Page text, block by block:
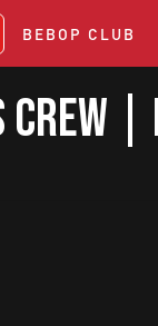
BEBOP CLUB
|